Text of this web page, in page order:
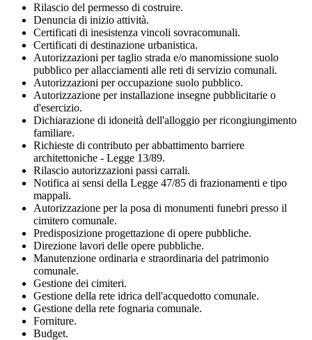
Rilascio del permesso di costruire.
Denuncia di inizio attività.
Certificati di inesistenza vincoli sovracomunali.
Certificati di destinazione urbanistica.
Autorizzazioni per taglio strada e/o manomissione suolo
pubblico per allacciamenti alle reti di servizio comunali.
Autorizzazioni per occupazione suolo pubblico.
Autorizzazione per installazione insegne pubblicitarie o
d'esercizio.
Dichiarazione di idoneità dell'alloggio per ricongiungimento
familiare.
Richieste di contributo per abbattimento barriere
architettoniche - Legge 13/89.
Rilascio autorizzazioni passi carrali.
Notifica ai sensi della Legge 47/85 di frazionamenti e tipo
mappali.
Autorizzazione per la posa di monumenti funebri presso il
cimitero comunale.
Predisposizione progettazione di opere pubbliche.
Direzione lavori delle opere pubbliche.
Manutenzione ordinaria e straordinaria del patrimonio
comunale.
Gestione dei cimiteri.
Gestione della rete idrica dell'acquedotto comunale.
Gestione della rete fognaria comunale.
Forniture.
Budget.